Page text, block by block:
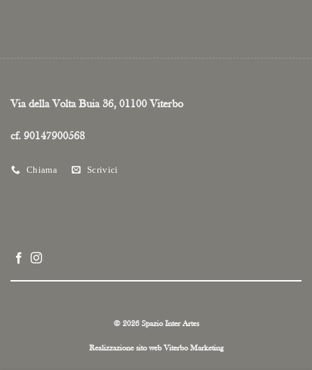
Via della Volta Buia 36, 01100 Viterbo
cf. 90147900568
Chiama Scrivici
© 2026 Spazio Inter Artes
Realizzazione sito webViterbo Marketing